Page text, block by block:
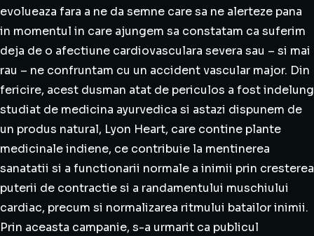
evolueaza fara a ne da semne care sa ne alerteze pana
in momentul in care ajungem sa constatam ca suferim
deja de o afectiune cardiovasculara severa sau – si mai
rau – ne confruntam cu un accident vascular major. Din
fericire, acest dusman atat de periculos a fost indelung
studiat de medicina ayurvedica si astazi dispunem de
un produs natural, Lyon Heart, care contine plante
medicinale indiene, ce contribuie la mentinerea
sanatatii si a functionarii normale a inimii prin cresterea
puterii de contractie si a randamentului muschiului
cardiac, precum si normalizarea ritmului batailor inimii.
Prin aceasta campanie, s-a urmarit ca publicul